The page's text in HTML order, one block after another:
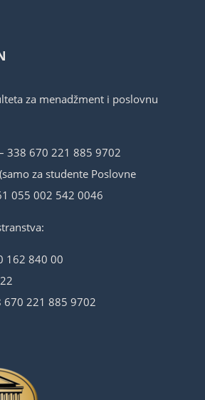
za menadžment i poslovnu
338 670 221 885 9702
za studente Poslovne
055 002 542 0046
162 840 00
670 221 885 9702